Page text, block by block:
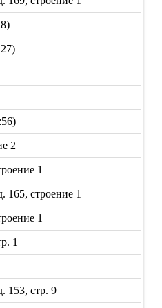
2
1
165, строение 1
1
1
153, стр. 9